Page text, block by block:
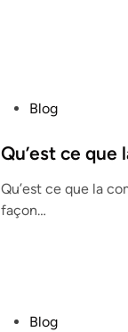
s
e
d
Blog
Qu’est ce que
Qu’est ce que la
façon…
Blog